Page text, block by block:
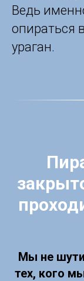
Ведь
опираться
ураган.
Мы не
тех, кого